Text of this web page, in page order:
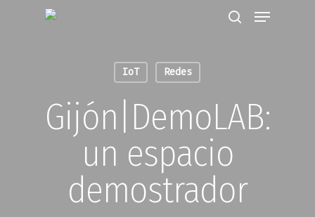
Hit enter to search or ESC to close
IoT Redes
Gijón|DemoLAB:
un espacio
demostrador